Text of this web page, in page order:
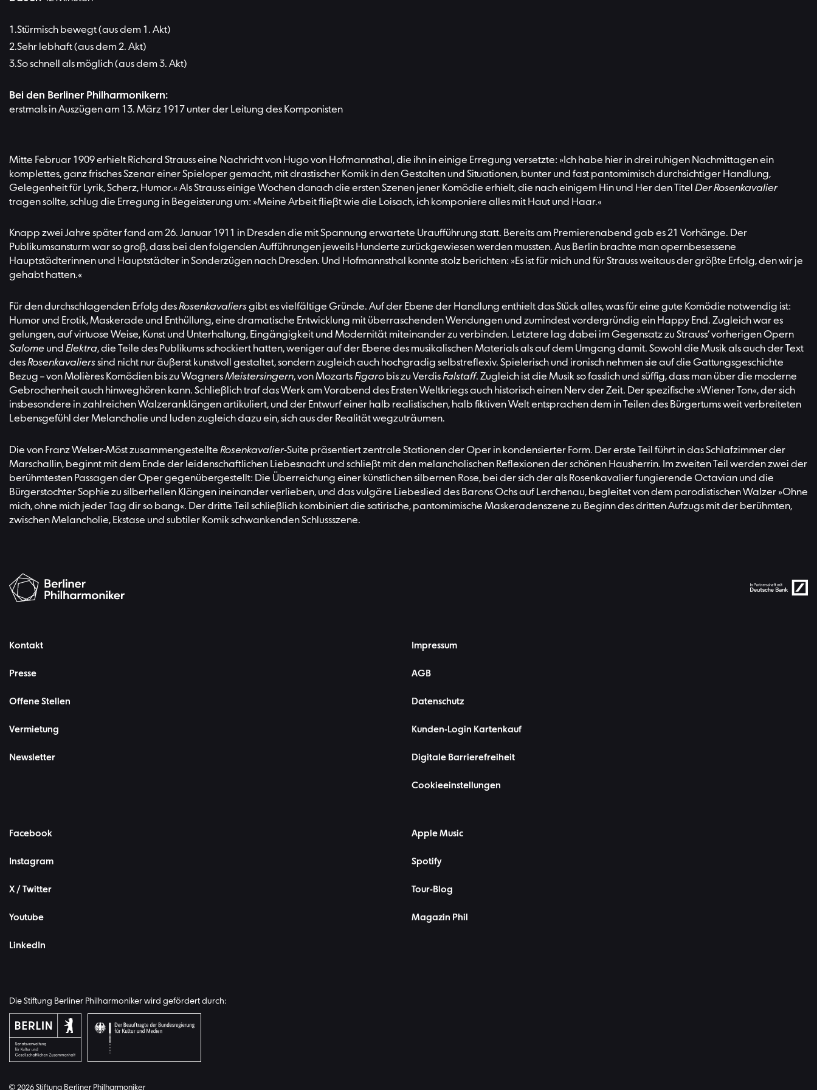
Stürmisch bewegt (aus dem 1. Akt)
Sehr lebhaft (aus dem 2. Akt)
So schnell als möglich (aus dem 3. Akt)
Bei den Berliner Philharmonikern:
erstmals in Auszügen am 13. März 1917 unter der Leitung des Komponisten
Mitte Februar 1909 erhielt Richard Strauss eine Nachricht von Hugo von Hofmannsthal, die ihn in einige Erregung versetzte: »Ich habe hier in drei ruhigen Nachmittagen ein
komplettes, ganz frisches Szenar einer Spieloper gemacht, mit drastischer Komik in den Gestalten und Situationen, bunter und fast pantomimisch durchsichtiger Handlung,
Gelegenheit für Lyrik, Scherz, Humor.« Als Strauss einige Wochen danach die ersten Szenen jener Komödie erhielt, die nach einigem Hin und Her den Titel Der Rosenkavalier
tragen sollte, schlug die Erregung in Begeisterung um: »Meine Arbeit fließt wie die Loisach, ich komponiere alles mit Haut und Haar.«
Knapp zwei Jahre später fand am 26. Januar 1911 in Dresden die mit Spannung erwartete Uraufführung statt. Bereits am Premierenabend gab es 21 Vorhänge. Der
Publikumsansturm war so groß, dass bei den folgenden Aufführungen jeweils Hunderte zurückgewiesen werden mussten. Aus Berlin brachte man opernbesessene
Hauptstädterinnen und Hauptstädter in Sonderzügen nach Dresden. Und Hofmannsthal konnte stolz berichten: »Es ist für mich und für Strauss weitaus der größte Erfolg, den wir je
gehabt hatten.«
Für den durchschlagenden Erfolg desRosenkavaliersgibt es vielfältige Gründe. Auf der Ebene der Handlung enthielt das Stück alles, was für eine gute Komödie notwendig ist:
Humor und Erotik, Maskerade und Enthüllung, eine dramatische Entwicklung mit überraschenden Wendungen und zumindest vordergründig ein Happy End. Zugleich war es
gelungen, auf virtuose Weise, Kunst und Unterhaltung, Eingängigkeit und Modernität miteinander zu verbinden. Letztere lag dabei im Gegensatz zu Strauss’ vorherigen Opern
Salome und Elektra, die Teile des Publikums schockiert hatten, weniger auf der Ebene des musikalischen Materials als auf dem Umgang damit. Sowohl die Musik als auch der Text
desRosenkavalierssind nicht nur äußerst kunstvoll gestaltet, sondern zugleich auch hochgradig selbstreflexiv. Spielerisch und ironisch nehmen sie auf die Gattungsgeschichte
Bezug – von Molières Komödien bis zu WagnersMeistersingern, von MozartsFigaro bis zu VerdisFalstaff. Zugleich ist die Musik so fasslich und süffig, dass man über die moderne
Gebrochenheit auch hinweghören kann. Schließlich traf das Werk am Vorabend des Ersten Weltkriegs auch historisch einen Nerv der Zeit. Der spezifische »Wiener Ton«, der sich
insbesondere in zahlreichen Walzeranklängen artikuliert, und der Entwurf einer halb realistischen, halb fiktiven Welt entsprachen dem in Teilen des Bürgertums weit verbreiteten
Lebensgefühl der Melancholie und luden zugleich dazu ein, sich aus der Realität wegzuträumen.
Die von Franz Welser-Möst zusammengestellte Rosenkavalier-Suite präsentiert zentrale Stationen der Oper in kondensierter Form. Der erste Teil führt in das Schlafzimmer der
Marschallin, beginnt mit dem Ende der leidenschaftlichen Liebesnacht und schließt mit den melancholischen Reflexionen der schönen Hausherrin. Im zweiten Teil werden zwei der
berühmtesten Passagen der Oper gegenübergestellt: Die Überreichung einer künstlichen silbernen Rose, bei der sich der als Rosenkavalier fungierende Octavian und die
Bürgerstochter Sophie zu silberhellen Klängen ineinander verlieben, und das vulgäre Liebeslied des Barons Ochs auf Lerchenau, begleitet von dem parodistischen Walzer »Ohne
mich, ohne mich jeder Tag dir so bang«. Der dritte Teil schließlich kombiniert die satirische, pantomimische Maskeradenszene zu Beginn des dritten Aufzugs mit der berühmten,
zwischen Melancholie, Ekstase und subtiler Komik schwankenden Schlussszene.
Kontakt
Presse
Offene Stellen
Vermietung
Newsletter
Impressum
AGB
Datenschutz
Kunden-Login Kartenkauf
Digitale Barrierefreiheit
Cookieeinstellungen
Facebook
Instagram
X / Twitter
Youtube
LinkedIn
Apple Music
Spotify
Tour-Blog
Magazin Phil
Die Stiftung Berliner Philharmoniker wird gefördert durch:
© 2026 Stiftung Berliner Philharmoniker